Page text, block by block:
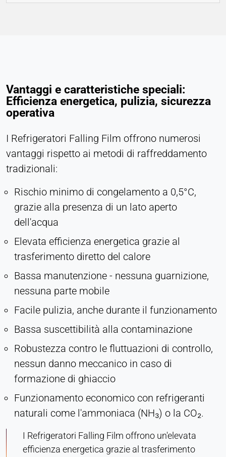
Vantaggi e caratteristiche speciali:
Efficienza energetica, pulizia, sicurezza
operativa
I Refrigeratori Falling Film offrono numerosi
vantaggi rispetto ai metodi di raffreddamento
tradizionali:
Rischio minimo di congelamento a 0,5°C,
grazie alla presenza di un lato aperto
dell'acqua
Elevata efficienza energetica grazie al
trasferimento diretto del calore
Bassa manutenzione - nessuna guarnizione,
nessuna parte mobile
Facile pulizia, anche durante il funzionamento
Bassa suscettibilità alla contaminazione
Robustezza contro le fluttuazioni di controllo,
nessun danno meccanico in caso di
formazione di ghiaccio
Funzionamento economico con refrigeranti
naturali come l'ammoniaca (NH₃) o la CO₂.
I Refrigeratori Falling Film offrono un'elevata
efficienza energetica grazie al trasferimento